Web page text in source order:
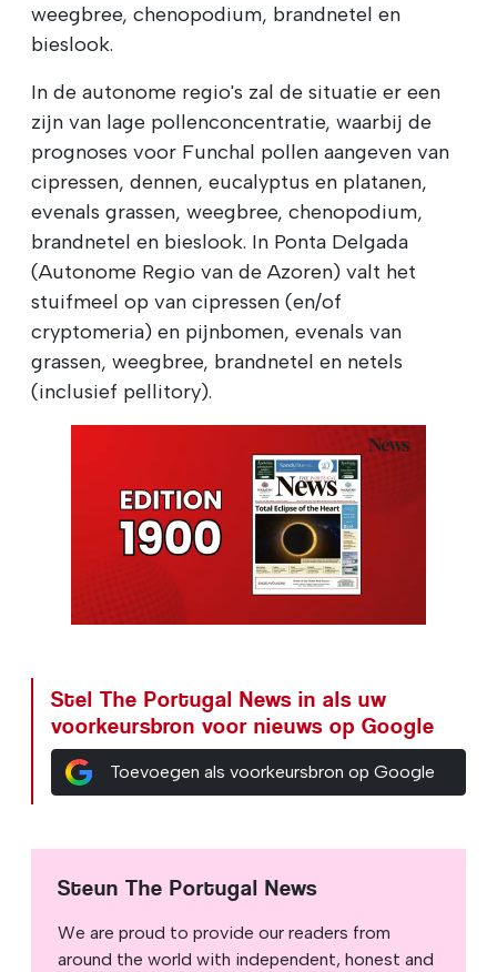
weegbree, chenopodium, brandnetel en
bieslook.
In de autonome regio's zal de situatie er een
zijn van lage pollenconcentratie, waarbij de
prognoses voor Funchal pollen aangeven van
cipressen, dennen, eucalyptus en platanen,
evenals grassen, weegbree, chenopodium,
brandnetel en bieslook. In Ponta Delgada
(Autonome Regio van de Azoren) valt het
stuifmeel op van cipressen (en/of
cryptomeria) en pijnbomen, evenals van
grassen, weegbree, brandnetel en netels
(inclusief pellitory).
Stel The Portugal News in als uw
voorkeursbron voor nieuws op Google
Toevoegen als voorkeursbron op Google
Steun The Portugal News
We are proud to provide our readers from
around the world with independent, honest and